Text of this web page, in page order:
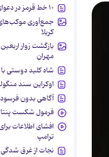
۱۰ خط قرمز در دعوای همسران
جمع‌آوری
کربلا
بازگشت زوار
مهران
شاه کلید دوستی
اوکراین سند
آگاهی بدون
فرمول شکست
افشای اطلاعات
ترامپ
نجات از غرق شدگی